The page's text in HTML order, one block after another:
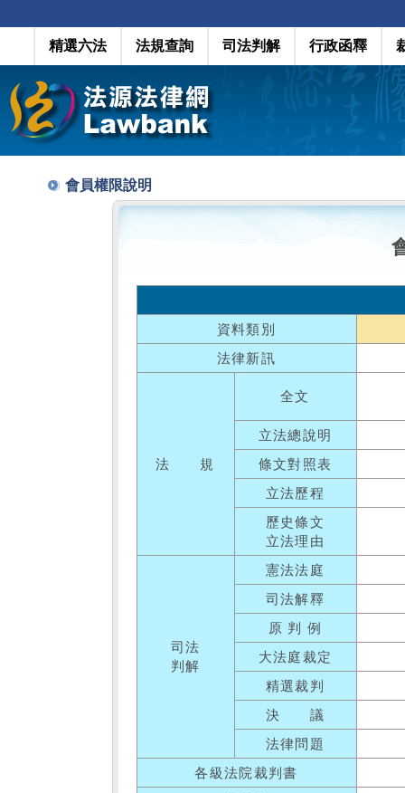
精選六法 法規查詢 司法判解 行政函釋
會員權限說明
資料類別
法律新訊
法 規
全文
立法總說明
條文對照表
立法歷程
歷史條文
立法理由
司法
判解
憲法法庭
司法解釋
原 判 例
大法庭裁定
精選裁判
決 議
法律問題
各級法院裁判書